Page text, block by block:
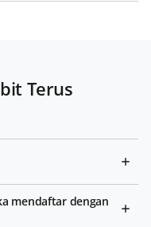
Terus
mendaftar dengan